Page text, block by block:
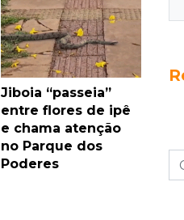
Jiboia “passeia”
entre flores de ipê
e chama atenção
no Parque dos
Poderes